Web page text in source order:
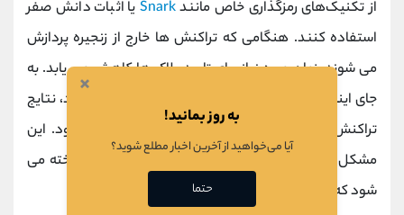
از تکنیک‌های رمزگذاری خاص مانندSnark یا اثبات دانش صفر
استفاده کنند. هنگامی که تراکنش ها خارج از زنجیره پردازش
می شوند، زمان مورد نیاز برای تایید بلاک ها کاهش می یابد. به
جای اینکه منتظر بمانید تا یک بلاک به زنجیره اضافه شود، نتایج
تراکنش تقریباً بلافاصله در زنجیره اصلی منتشر می شود. این
مشکل به عنوان نهایی شدن سریع در رول آپ ها شناخته می
شود که یکی از ویژگی های کلیدی این فناوری است.
×
به روز بمانید!
آیا می‌خواهید از آخرین اخبار مطلع شوید؟
حتما